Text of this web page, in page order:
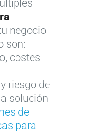
negocio
son:
costes
riesgo de
solución
de
para